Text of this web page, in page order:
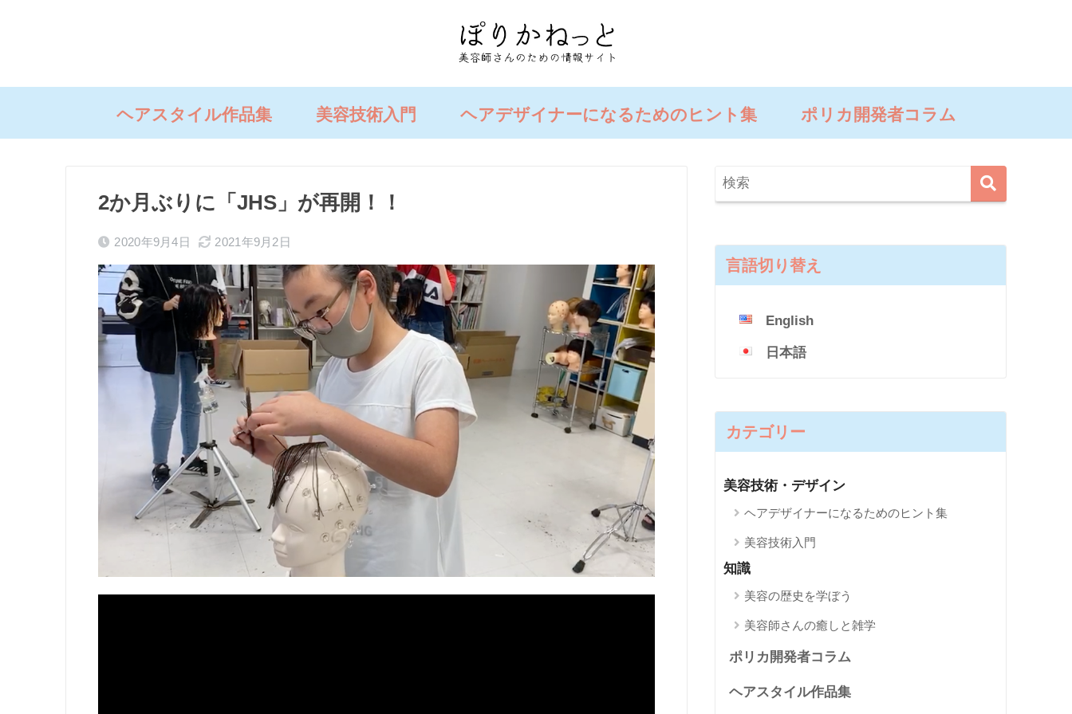
ヘアスタイル作品集 美容技術入門 ヘアデザイナーになるためのヒント集 ポリカ開発者コラム
2か月ぶりに「JHS」が再開！！
2020年9月4日 2021年9月2日
言語切り替え
English
日本語
カテゴリー
美容技術・デザイン
ヘアデザイナーになるためのヒント集
美容技術入門
知識
美容の歴史を学ぼう
美容師さんの癒しと雑学
ポリカ開発者コラム
ヘアスタイル作品集